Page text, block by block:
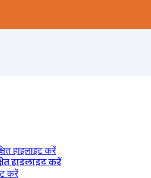
हाइलाइट करें